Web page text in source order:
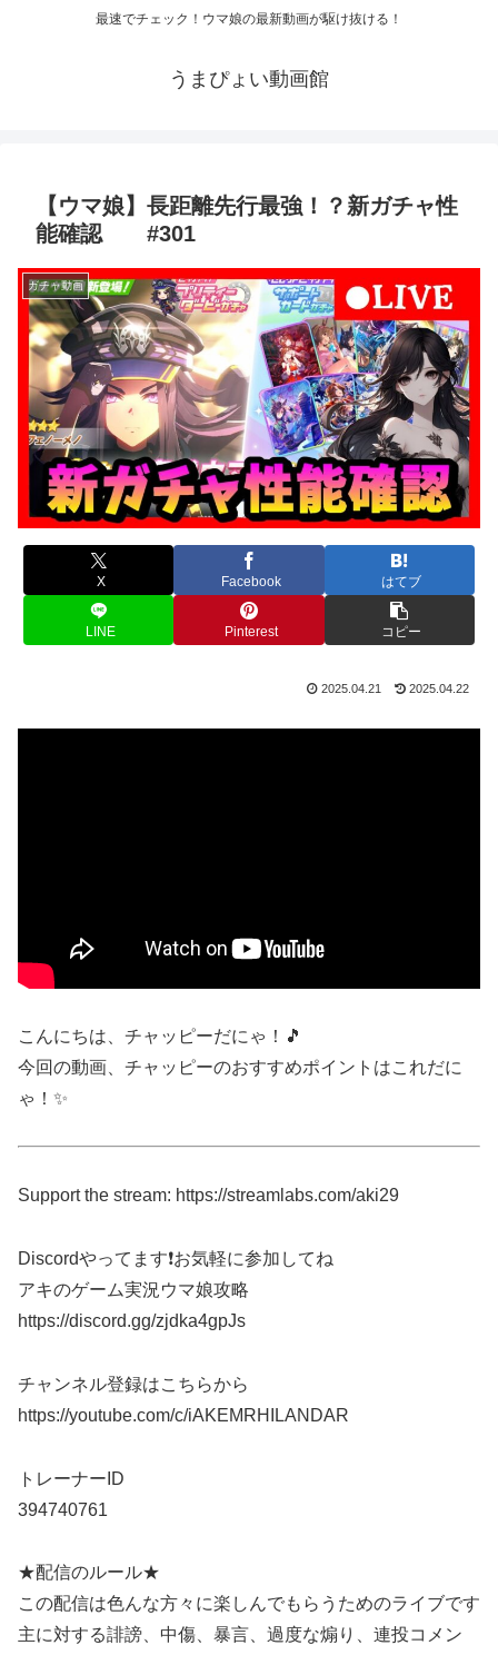
最速でチェック！ウマ娘の最新動画が駆け抜ける！
うまぴょい動画館
【ウマ娘】長距離先行最強！？新ガチャ性
能確認 #301
ガチャ動画
X Facebook はてブ
LINE Pinterest コピー
2025.04.21 2025.04.22
こんにちは、チャッピーだにゃ！🎵
今回の動画、チャッピーのおすすめポイントはこれだに
ゃ！✨
Support the stream: https://streamlabs.com/aki29
Discordやってます❗️お気軽に参加してね
アキのゲーム実況ウマ娘攻略
https://discord.gg/zjdka4gpJs
チャンネル登録はこちらから
https://youtube.com/c/iAKEMRHILANDAR
トレーナーID
394740761
★配信のルール★
この配信は色んな方々に楽しんでもらうためのライブです
主に対する誹謗、中傷、暴言、過度な煽り、連投コメン